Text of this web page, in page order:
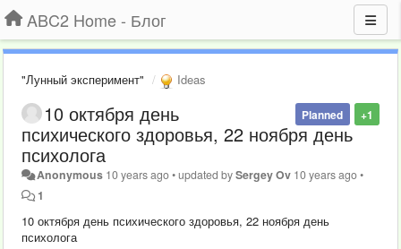
ABC2 Home - Блог
"Лунный эксперимент" Ideas
+1
Planned
10 октября день
психического здоровья, 22 ноября день
психолога
Anonymous 10 years ago•updated bySergey Ov 10 years ago•
1
10 октября день психического здоровья, 22 ноября день
психолога